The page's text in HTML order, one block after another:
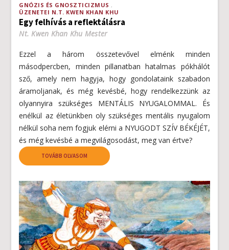
GNÓZIS ÉS GNOSZTICIZMUS
ÜZENETEI N.T. KWEN KHAN KHU
Egy felhívás a reflektálásra
Nt. Kwen Khan Khu Mester
Ezzel a három összetevővel elménk minden
másodpercben, minden pillanatban hatalmas pókhálót
sző, amely nem hagyja, hogy gondolataink szabadon
áramoljanak, és még kevésbé, hogy rendelkezzünk az
olyannyira szükséges MENTÁLIS NYUGALOMMAL. És
enélkül az életünkben oly szükséges mentális nyugalom
nélkül soha nem fogjuk elérni a NYUGODT SZÍV BÉKÉJÉT,
és még kevésbé a megvilágosodást, meg van értve?
TOVÁBB OLVASOM